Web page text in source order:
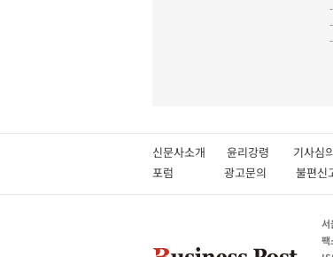
-
신문사소개 윤리강령 기사
포럼
광고문의 불편
서